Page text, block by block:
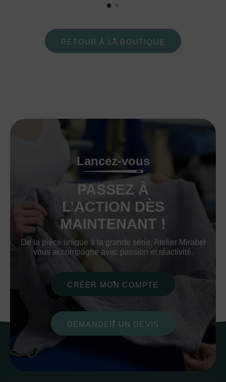
RETOUR À LA BOUTIQUE
Lancez-vous
PASSEZ À
L’ACTION DÈS
MAINTENANT !
De la pièce unique à la grande série, Atelier Mirabel
vous accompagne avec passion et réactivité.
CRÉER MON COMPTE
DEMANDER UN DEVIS